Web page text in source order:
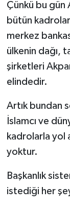
Çünkü bu gün
bütün
merkez
ülkenin dağı,
şirketleri
elindedir.
Artık bundan
İslamcı ve
kadrolarla yol
yoktur.
Başkanlık
istediği her